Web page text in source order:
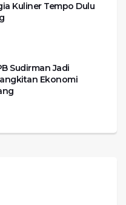
Kuliner Tempo Dulu
Sudirman Jadi
Ekonomi